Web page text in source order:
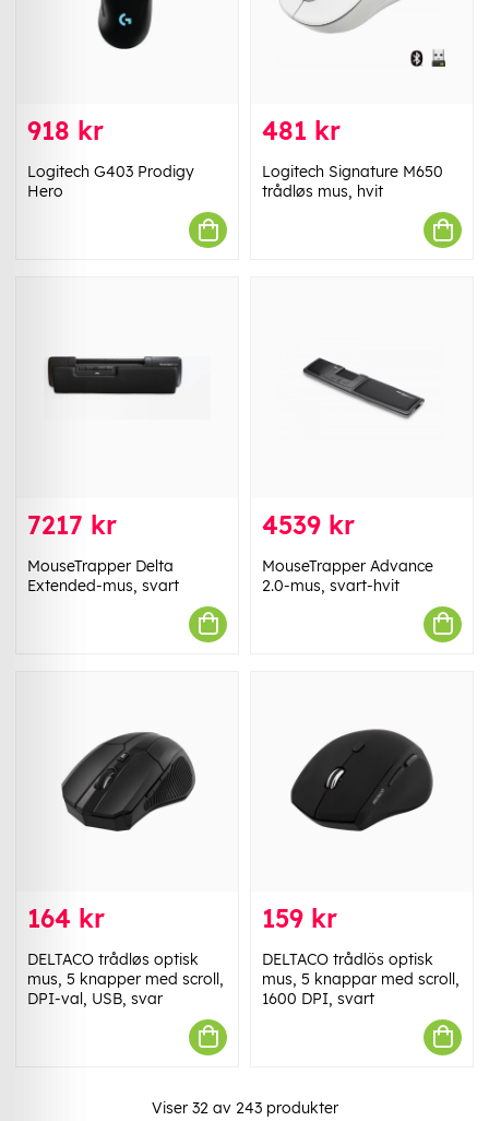
918 kr
Logitech G403 Prodigy
Hero
481 kr
Logitech Signature M650
trådløs mus, hvit
7217 kr
MouseTrapper Delta
Extended-mus, svart
4539 kr
MouseTrapper Advance
2.0-mus, svart-hvit
164 kr
DELTACO trådløs optisk
mus, 5 knapper med scroll,
DPI-val, USB, svar
159 kr
DELTACO trådlös optisk
mus, 5 knappar med scroll,
1600 DPI, svart
Viser 32av 243produkter